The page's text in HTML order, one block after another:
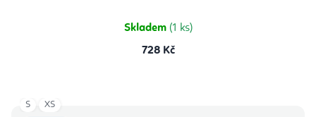
Skladem (1 ks)
728 Kč
S XS